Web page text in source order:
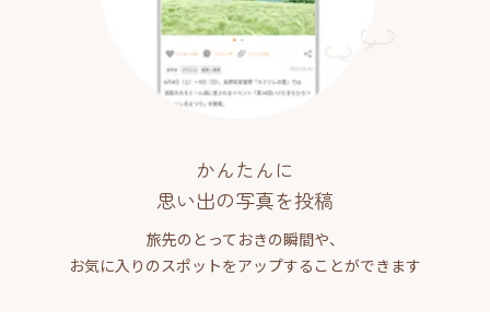
かんたんに
思い出の写真を投稿
旅先のとっておきの瞬間や、
お気に入りのスポットをアップすることができます